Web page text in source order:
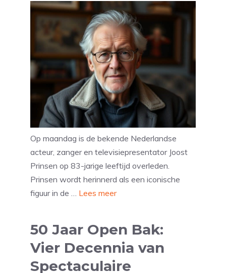
Op maandag is de bekende Nederlandse
acteur, zanger en televisiepresentator Joost
Prinsen op 83-jarige leeftijd overleden.
Prinsen wordt herinnerd als een iconische
figuur in de … Lees meer
50 Jaar Open Bak:
Vier Decennia van
Spectaculaire